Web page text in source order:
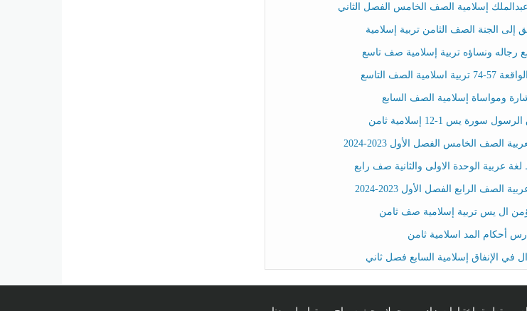
إسلامية الصف الخامس الفصل الثاني
الجنة الصف الثامن تربية إسلامية
ونساؤه تربية إسلامية صف تاسع
الصف التاسع
ومواساة إسلامية الصف السابع
يس 1-12 إسلامية ثامن
الصف الخامس الفصل الأول 2023-2024
عربية الوحدة الاولى والثانية صف رابع
الصف الرابع الفصل الأول 2023-2024
ال يس تربية إسلامية صف ثامن
أحكام المد اسلامية ثامن
في الإنفاق إسلامية السابع فصل ثاني